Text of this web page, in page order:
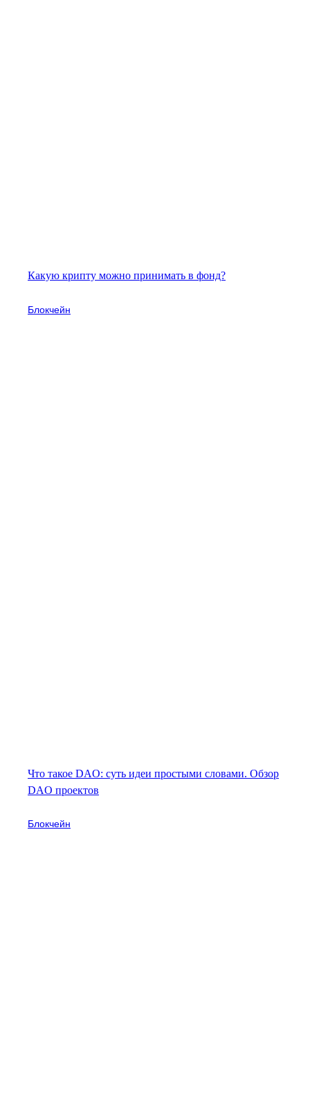
Какую крипту можно принимать в фонд?
Блокчейн
Что такое DAO: суть идеи простыми словами. Обзор
DAO проектов
Блокчейн